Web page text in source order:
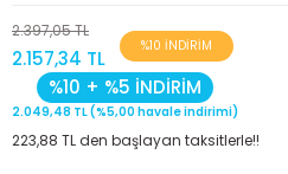
2.397,05 TL
2.157,34 TL
%10 İNDİRİM
%10 + %5 İNDİRİM
2.049,48 TL (%5,00 havale indirimi)
223,88 TL den başlayan taksitlerle!!